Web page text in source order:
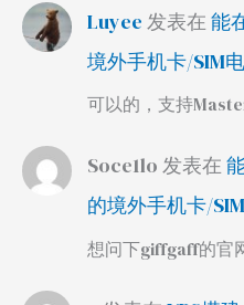
Luyee 发表在 能
境外手机卡/SIM
可以的，支持
Soce1lo 发表在
的境外手机卡/
想问下giffgaff的官